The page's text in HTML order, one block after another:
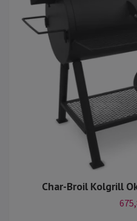
Char-Broil Kolgrill